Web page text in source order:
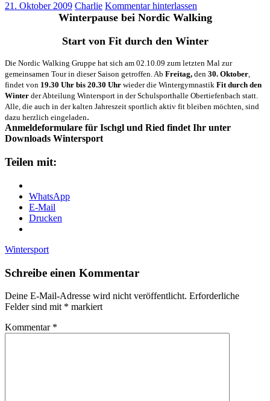
21. Oktober 2009 Charlie Kommentar hinterlassen
Winterpause bei Nordic Walking
Start von Fit durch den Winter
Die Nordic Walking Gruppe hat sich am 02.10.09 zum letzten Mal zur
gemeinsamen Tour in dieser Saison getroffen. Ab Freitag, den 30. Oktober,
findet von 19.30 Uhr bis 20.30 Uhr wieder die Wintergymnastik Fit durch den
Winter der Abteilung Wintersport in der Schulsporthalle Obertiefenbach statt.
Alle, die auch in der kalten Jahreszeit sportlich aktiv fit bleiben möchten, sind
dazu herzlich eingeladen.
Anmeldeformulare für Ischgl und Ried findet Ihr unter
Downloads Wintersport
Teilen mit:
WhatsApp
E-Mail
Drucken
Wintersport
Schreibe einen Kommentar
Deine E-Mail-Adresse wird nicht veröffentlicht. Erforderliche
Felder sind mit * markiert
Kommentar *